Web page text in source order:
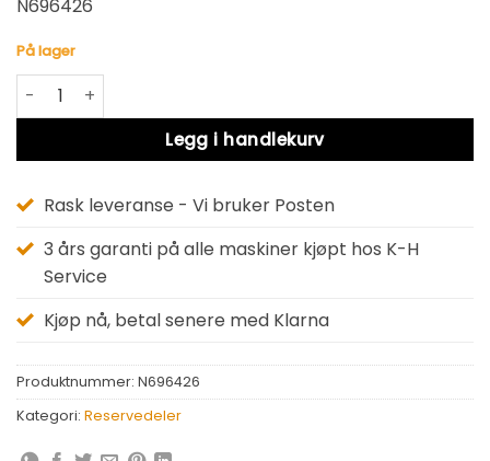
N696426
På lager
PUSHER antall
Legg i handlekurv
Alternative:
Rask leveranse - Vi bruker Posten
3 års garanti på alle maskiner kjøpt hos K-H
Service
Kjøp nå, betal senere med Klarna
Produktnummer: N696426
Kategori: Reservedeler